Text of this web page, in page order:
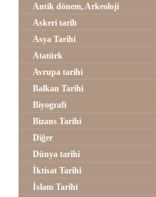
Antik dönem, Arkeoloji
Askeri tarih
Asya Tarihi
Atatürk
Avrupa tarihi
Balkan Tarihi
Biyografi
Bizans Tarihi
Diğer
Dünya tarihi
İktisat Tarihi
İslam Tarihi